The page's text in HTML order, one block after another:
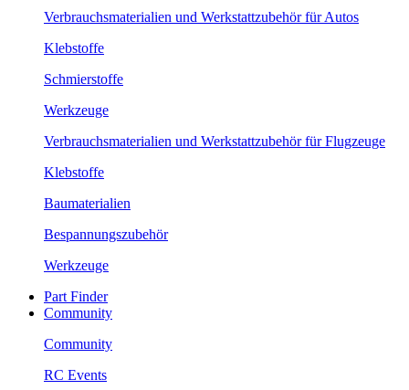
Verbrauchsmaterialien und Werkstattzubehör für Autos
Klebstoffe
Schmierstoffe
Werkzeuge
Verbrauchsmaterialien und Werkstattzubehör für Flugzeuge
Klebstoffe
Baumaterialien
Bespannungszubehör
Werkzeuge
Part Finder
Community
Community
RC Events